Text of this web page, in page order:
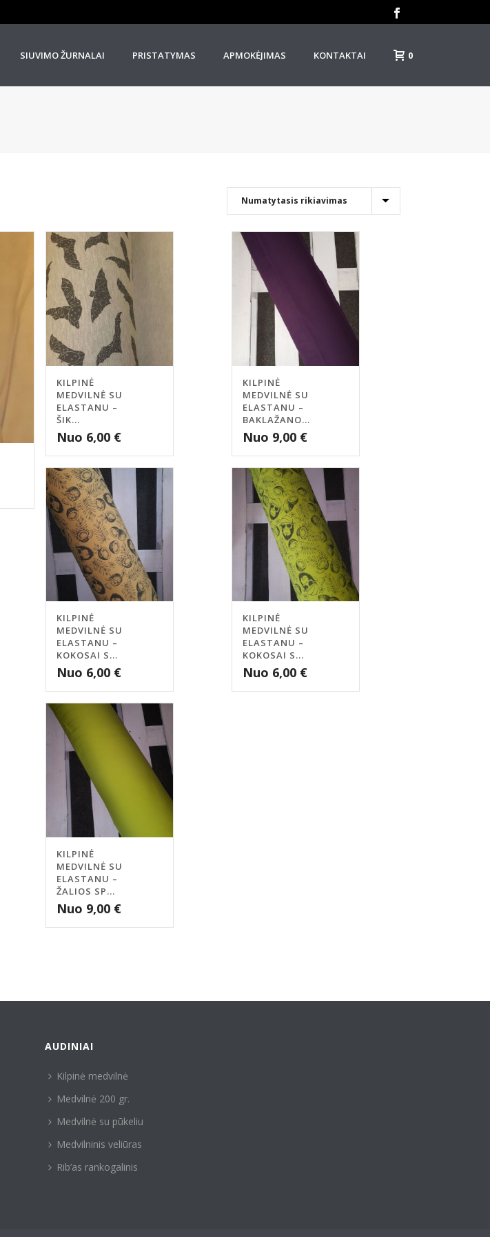
SIUVIMO ŽURNALAI PRISTATYMAS APMOKĖJIMAS KONTAKTAI 0
KILPINĖ
MEDVILNĖ SU
ELASTANU –
ŠIK...
Nuo 6,00 €
KILPINĖ
MEDVILNĖ SU
ELASTANU –
BAKLAŽANO...
Nuo 9,00 €
KILPINĖ
MEDVILNĖ SU
ELASTANU –
KOKOSAI S...
Nuo 6,00 €
KILPINĖ
MEDVILNĖ SU
ELASTANU –
KOKOSAI S...
Nuo 6,00 €
KILPINĖ
MEDVILNĖ SU
ELASTANU –
ŽALIOS SP...
Nuo 9,00 €
AUDINIAI
Kilpinė medvilnė
Medvilnė 200 gr.
Medvilnė su pūkeliu
Medvilninis veliūras
Rib’as rankogalinis